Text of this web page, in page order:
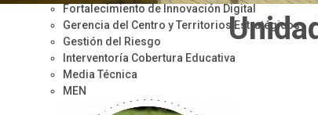
Fortalecimiento de Innovación Digital
Gerencia del Centro y Territorios Estratégicos
Gestión del Riesgo
Interventoría Cobertura Educativa
Media Técnica
MEN
Metro de Medellín